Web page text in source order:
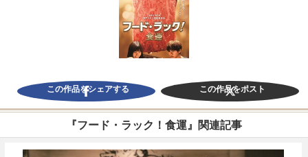
この作品をシェアする この作品をポスト
『フード・ラック！食運』関連記事